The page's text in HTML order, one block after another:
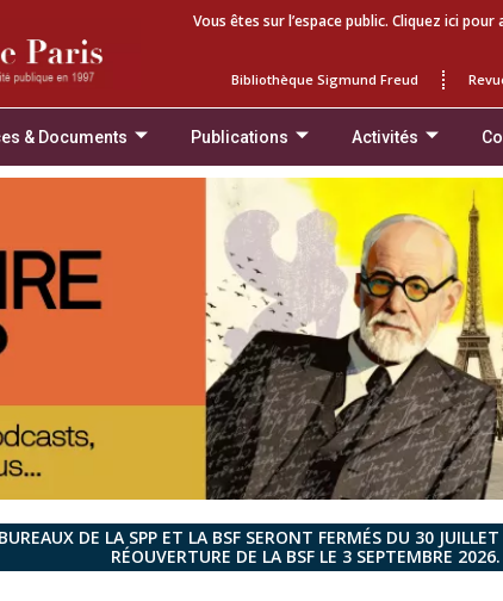
Vous êtes sur l’espace public. Cliquez ici
Bibliothèque Sigmund Freud
& Documents Publications Activités
DE LA SPP ET LA BSF SERONT FERMÉS DU 30
RÉOUVERTURE DE LA BSF LE 3 SEPTEMBRE 2026.